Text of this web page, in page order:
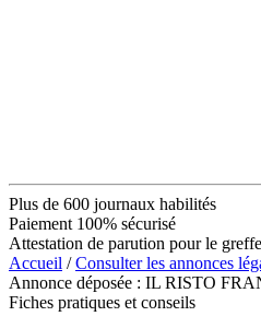
Plus de 600 journaux habilités
Paiement 100% sécurisé
Attestation de parution pour le
Accueil /Consulter les annonces
Annonce déposée : IL RISTO
Fiches pratiques et conseils